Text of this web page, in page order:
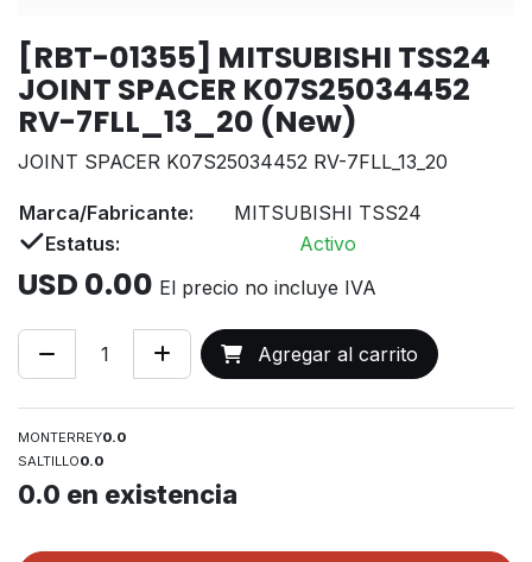
[RBT-01355] MITSUBISHI TSS24
JOINT SPACER K07S25034452
RV-7FLL_13_20 (New)
JOINT SPACER K07S25034452 RV-7FLL_13_20
Marca/Fabricante:
MITSUBISHI TSS24
Estatus:
Activo
USD 0.00 El precio no incluye IVA
Agregar al carrito
MONTERREY0.0
SALTILLO0.0
0.0 en existencia